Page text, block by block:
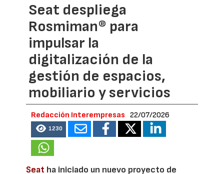
Seat despliega
Rosmiman® para
impulsar la
digitalización de la
gestión de espacios,
mobiliario y servicios
Redacción Interempresas 22/07/2026
1230
Seat ha iniciado un nuevo proyecto de